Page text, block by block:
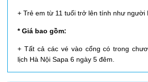
+ Trẻ em từ 11 tuổi trở lên tính như người
* Giá bao gồm:
+ Tất cả các vé vào cổng có trong
lịch Hà Nội Sapa 6 ngày 5 đêm.